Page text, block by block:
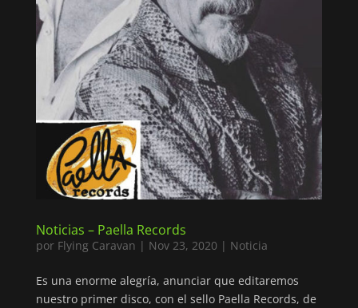
Noticias – Paella Records
por Flying Caravan | Nov 23, 2020 | Noticia
Es una enorme alegría, anunciar que editaremos
nuestro primer disco, con el sello Paella Records, de